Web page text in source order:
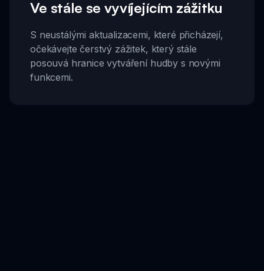
Ve stále se vyvíjejícím zážitku
S neustálými aktualizacemi, které přicházejí,
očekávejte čerstvý zážitek, který stále
posouvá hranice vytváření hudby s novými
funkcemi.